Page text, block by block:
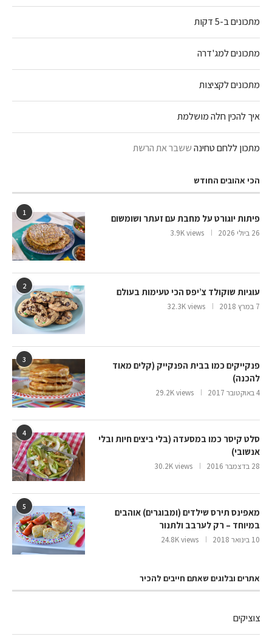
מתכונים ב-5 דקות
מתכונים למג'דרה
מתכונים לקציצות
איך להכין חלה מושלמת
מתכון ללחם טחינהששבר את הרשת
הכי אהובים החודש
1
פיתות יוגורט על מחבת עם זעתר ושומשום
26 ביולי 2026 3.9K views
2
עוגיות שוקולד צ’יפס הכי טעימות בעולם
7 במרץ 2018 32.3K views
3
פנקייקים כמו בבית הפנקייק (קלים מאוד
להכנה)
4 באוקטובר 2017 29.2K views
4
סלט קיסר כמו במסעדה (בלי ביצים חיות ובלי
אנשובי)
28 בדצמבר 2016 30.2K views
5
מאפינס תירס שילדים (ומבוגרים) אוהבים
במיוחד – רק לערבב ולתנור
10 בינואר 2018 24.8K views
אתרים ובלוגים שאתם חייבים להכיר
צוציקים